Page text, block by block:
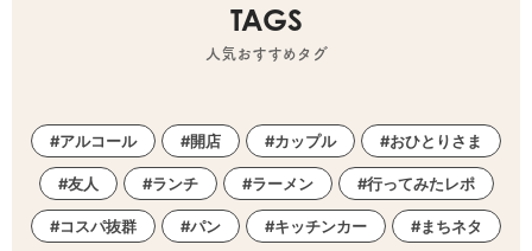
TAGS
人気おすすめタグ
アルコール 開店 カップル おひとりさま
友人 ランチ ラーメン 行ってみたレポ
コスパ抜群 パン キッチンカー まちネタ